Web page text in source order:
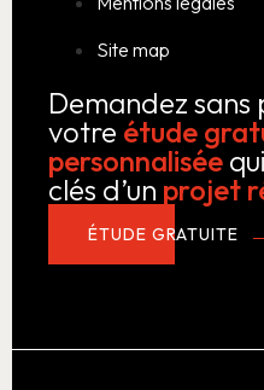
Site map
Demandez sans
votre étude
personnalisée
clés d’un projet
ÉTUDE GRATUITE